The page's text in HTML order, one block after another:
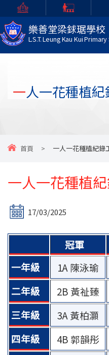
樂善堂梁銶琚學校
L.S.T. Leung Kau Kui
一人一花種植
首頁 > 一人一花種植紀錄
一人一花種植
17/03/2025
冠軍
一年級
1A 陳泳瑜
二年級
2B 黃祉臻
三年級
3A 黃柏灝
四年級
4B 郭韻彤